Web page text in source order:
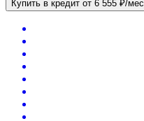
Купить в кредит от 6 555 ₽/мес.